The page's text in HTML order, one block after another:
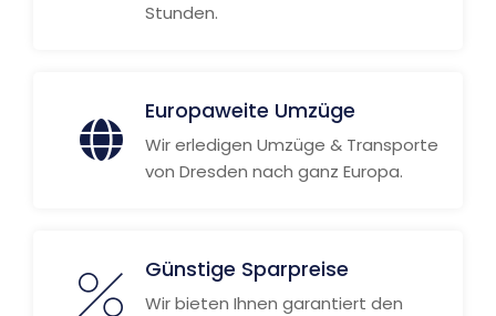
Stunden.
Europaweite Umzüge
Wir erledigen Umzüge & Transporte
von Dresden nach ganz Europa.
Günstige Sparpreise
Wir bieten Ihnen garantiert den